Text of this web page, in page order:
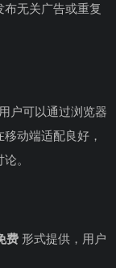
布无关广告或重复
户可以通过浏览器
动端适配良好，
。
费 形式提供，用户